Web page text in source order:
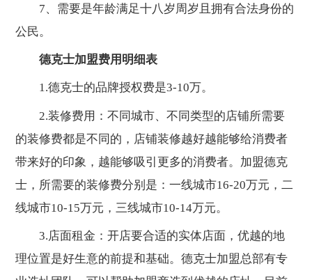
7、需要是年龄满足十八岁周岁且拥有合法身份的
公民。
德克士加盟费用明细表
1.德克士的品牌授权费是3-10万。
2.装修费用：不同城市、不同类型的店铺所需要
的装修费都是不同的，店铺装修越好越能够给消费者
带来好的印象，越能够吸引更多的消费者。加盟德克
士，所需要的装修费分别是：一线城市16-20万元，二
线城市10-15万元，三线城市10-14万元。
3.店面租金：开店要合适的实体店面，优越的地
理位置是好生意的前提和基础。德克士加盟总部有专